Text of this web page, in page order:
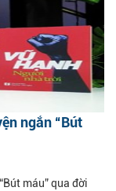
ngắn “Bút
máu” qua đời